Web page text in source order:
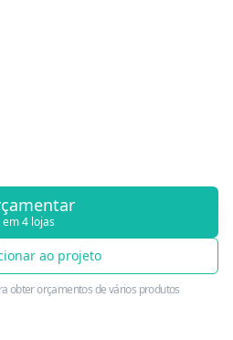
em 4 lojas
ao projeto
obter orçamentos de vários produtos